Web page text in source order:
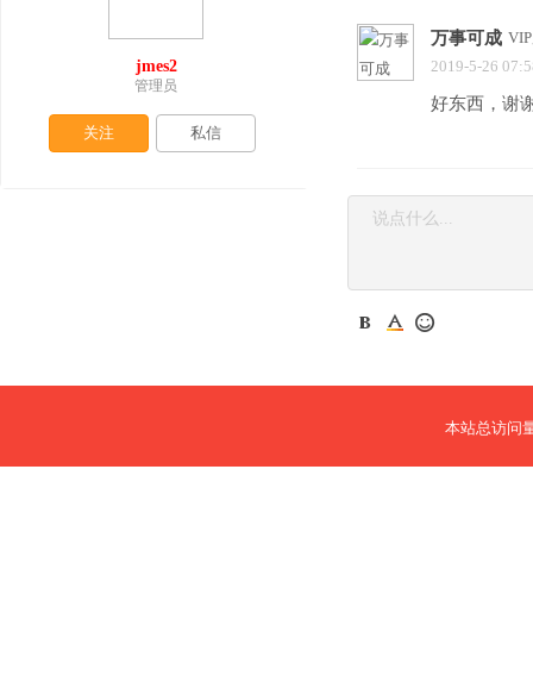
万事可成
2019-5-26
好东西，谢
jmes2
管理员
关注 私信
本站总访问